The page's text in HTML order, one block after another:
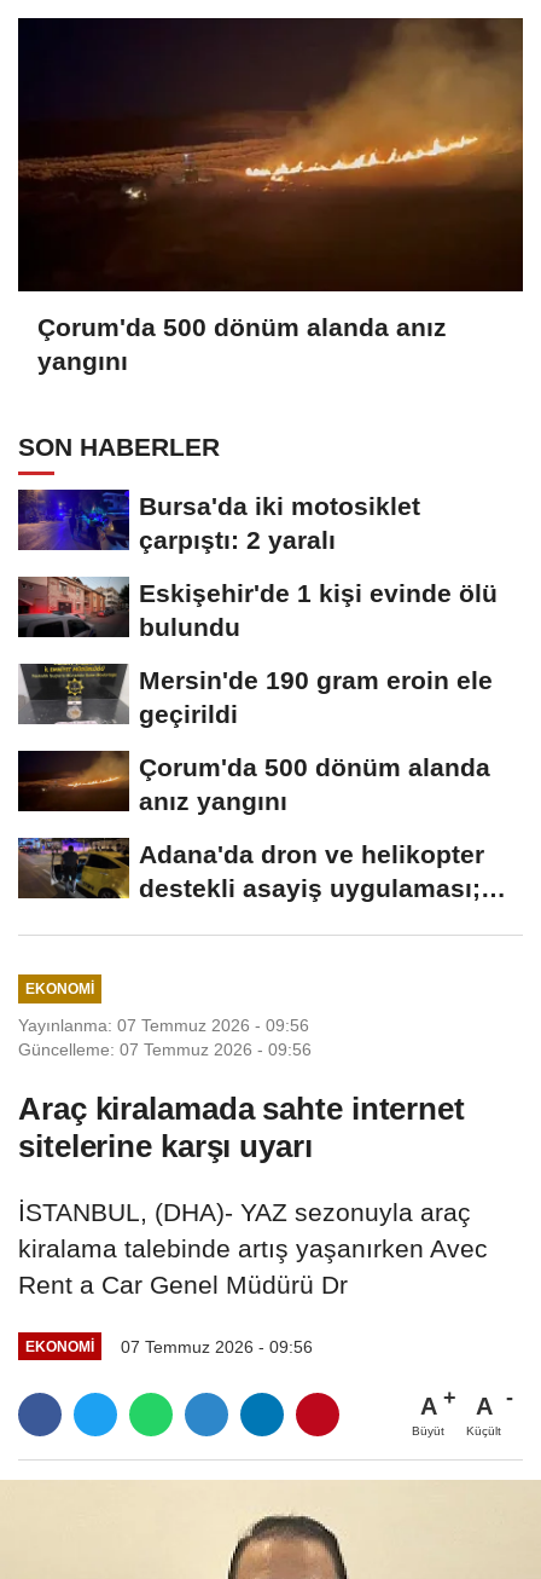
Çorum'da 500 dönüm alanda anız
yangını
SON HABERLER
Bursa'da iki motosiklet
çarpıştı: 2 yaralı
Eskişehir'de 1 kişi evinde ölü
bulundu
Mersin'de 190 gram eroin ele
geçirildi
Çorum'da 500 dönüm alanda
anız yangını
Adana'da dron ve helikopter
destekli asayiş uygulaması;
EKONOMI
Yayınlanma: 07 Temmuz 2026 - 09:56
Güncelleme: 07 Temmuz 2026 - 09:56
Araç kiralamada sahte internet
sitelerine karşı uyarı
İSTANBUL, (DHA)- YAZ sezonuyla araç
kiralama talebinde artış yaşanırken Avec
Rent a Car Genel Müdürü Dr
EKONOMI 07 Temmuz 2026 - 09:56
A
Büyüt
A
Küçült